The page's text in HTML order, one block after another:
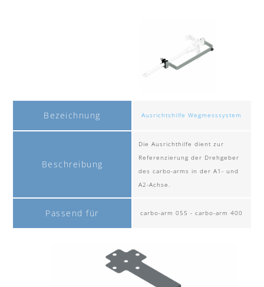
Bezeichnung
Beschreibung
Passend für
Ausrichtshilfe Wegmesssystem
Die Ausrichthilfe dient zur
Referenzierung der Drehgeber
des carbo-arms in der A1- und
A2-Achse.
carbo-arm 055 - carbo-arm 400